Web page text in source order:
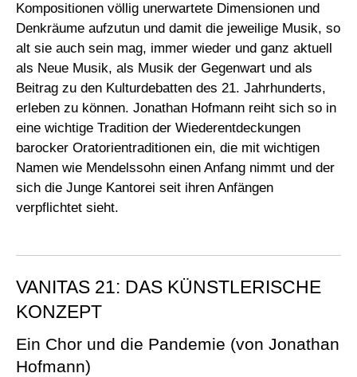
Kompositionen völlig unerwartete Dimensionen und
Denk­räume aufzutun und damit die jeweilige Musik, so
alt sie auch sein mag, immer wieder und ganz aktuell
als Neue Musik, als Musik der Gegenwart und als
Beitrag zu den Kulturdebatten des 21. Jahrhunderts,
erleben zu können. Jonathan Hofmann reiht sich so in
eine wichtige Tradition der Wiederentdeckungen
barocker Oratorientraditionen ein, die mit wichtigen
Namen wie Mendelssohn einen Anfang nimmt und der
sich die Junge Kantorei seit ihren Anfängen
verpflichtet sieht.
VANITAS 21: DAS KÜNSTLERISCHE
KONZEPT
Ein Chor und die Pandemie (von Jonathan
Hofmann)